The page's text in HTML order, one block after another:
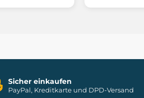
Sicher einkaufen
PayPal, Kreditkarte und DPD-Versand